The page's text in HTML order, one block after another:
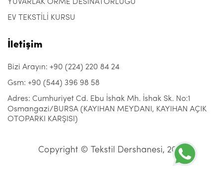
YUVARLAK ÖRME DESİNATÖRLÜĞÜ
EV TEKSTİLİ KURSU
İletişim
Bizi Arayın: +90 (224) 220 84 24
Gsm: +90 (544) 396 98 58
Adres: Cumhuriyet Cd. Ebu İshak Mh. İshak Sk. No:1
Osmangazi/BURSA (KAYIHAN MEYDANI, KAYIHAN AÇIK
OTOPARKI KARŞISI)
Copyright © Tekstil Dershanesi, 2021